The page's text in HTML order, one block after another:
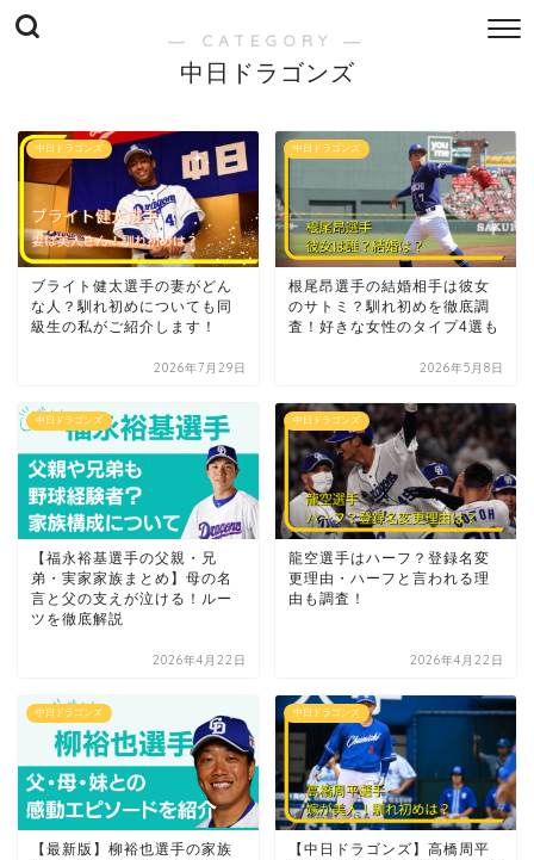
― CATEGORY ―
中日ドラゴンズ
中日ドラゴンズ
ブライト健太選手の妻がどん
な人？馴れ初めについても同
級生の私がご紹介します！
2026年7月29日
中日ドラゴンズ
根尾昂選手の結婚相手は彼女
のサトミ？馴れ初めを徹底調
査！好きな女性のタイプ4選も
2026年5月8日
中日ドラゴンズ
【福永裕基選手の父親・兄
弟・実家家族まとめ】母の名
言と父の支えが泣ける！ルー
ツを徹底解説
2026年4月22日
中日ドラゴンズ
龍空選手はハーフ？登録名変
更理由・ハーフと言われる理
由も調査！
2026年4月22日
中日ドラゴンズ
【最新版】柳裕也選手の家族
中日ドラゴンズ
【中日ドラゴンズ】高橋周平